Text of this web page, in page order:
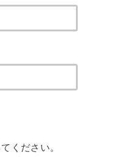
ください。